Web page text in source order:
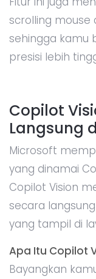
scrolling mouse
sehingga kamu
presisi lebih
Copilot
Langsung
Microsoft
yang dinamai
Copilot Vision
secara
yang tampil di
Apa Itu Copilot
Bayangkan